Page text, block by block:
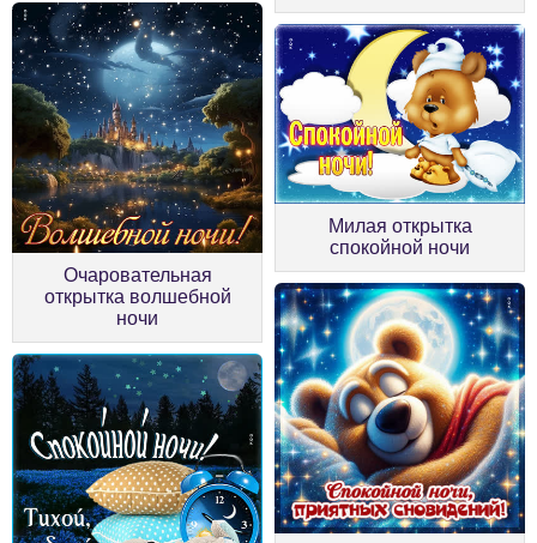
Очаровательная
открытка волшебной
ночи
Милая открытка
спокойной ночи